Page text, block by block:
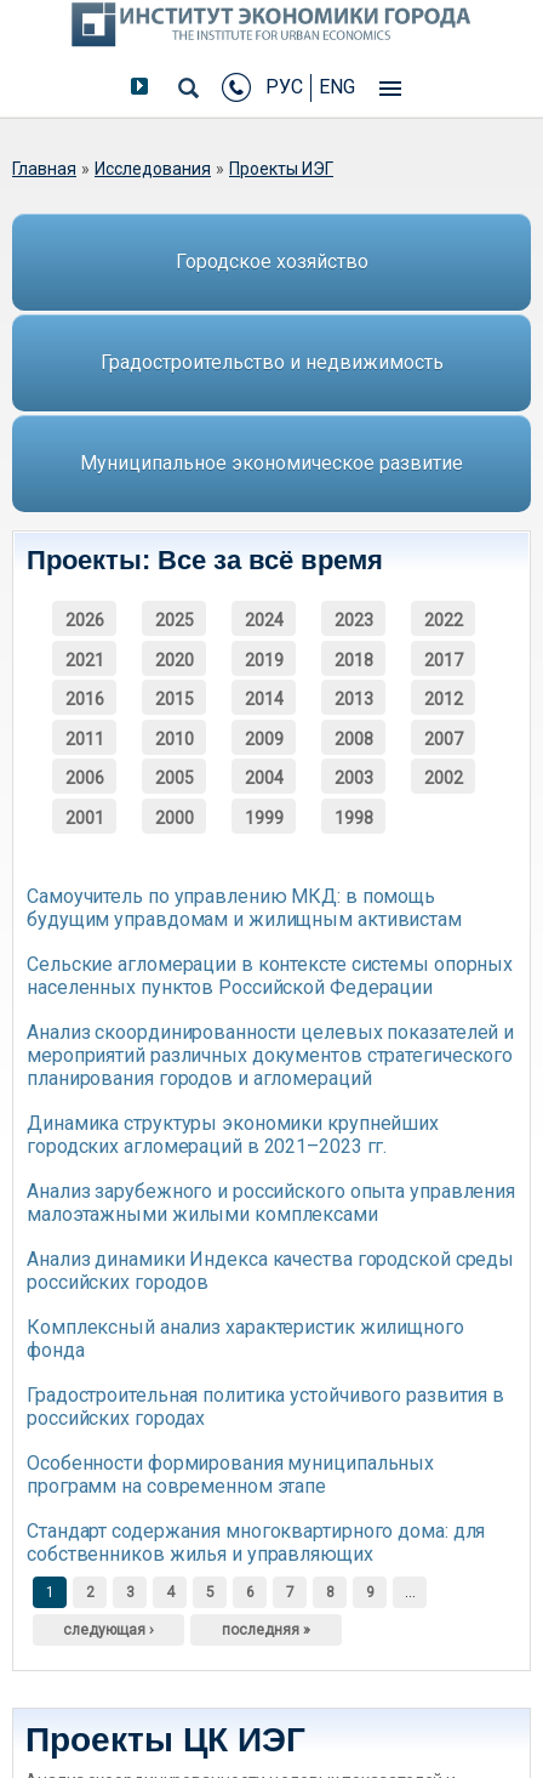
РУС ENG
Вы здесь
Главная » Исследования » Проекты ИЭГ
Городское хозяйство
Градостроительство и недвижимость
Муниципальное экономическое развитие
Проекты: Все за всё время
2026 2025 2024 2023 2022
2021 2020 2019 2018 2017
2016 2015 2014 2013 2012
2011 2010 2009 2008 2007
2006 2005 2004 2003 2002
2001 2000 1999 1998
Самоучитель по управлению МКД: в помощь
будущим управдомам и жилищным активистам
Сельские агломерации в контексте системы опорных
населенных пунктов Российской Федерации
Анализ скоординированности целевых показателей и
мероприятий различных документов стратегического
планирования городов и агломераций
Динамика структуры экономики крупнейших
городских агломераций в 2021–2023 гг.
Анализ зарубежного и российского опыта управления
малоэтажными жилыми комплексами
Анализ динамики Индекса качества городской среды
российских городов
Комплексный анализ характеристик жилищного
фонда
Градостроительная политика устойчивого развития в
российских городах
Особенности формирования муниципальных
программ на современном этапе
Стандарт содержания многоквартирного дома: для
собственников жилья и управляющих
Страницы
1 2 3 4 5 6 7 8 9 …
следующая › последняя »
Проекты ЦК ИЭГ